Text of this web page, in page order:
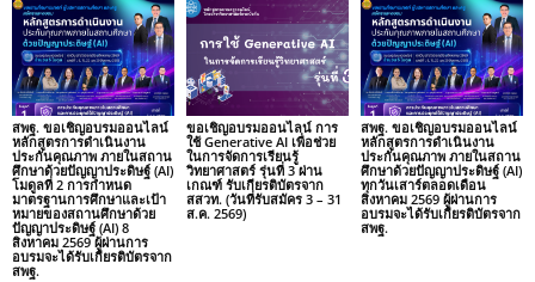
สพฐ. ขอเชิญอบรมออนไลน์
หลักสูตรการดำเนินงาน
ประกันคุณภาพ ภายในสถาน
ศึกษาด้วยปัญญาประดิษฐ์ (AI)
โมดูลที่ 2 การกำหนด
มาตรฐานการศึกษาและเป้า
หมายของสถานศึกษาด้วย
ปัญญาประดิษฐ์ (AI) 8
สิงหาคม 2569 ผู้ผ่านการ
อบรมจะได้รับเกียรติบัตรจาก
สพฐ.
ขอเชิญอบรมออนไลน์ การ
ใช้ Generative AI เพื่อช่วย
ในการจัดการเรียนรู้
วิทยาศาสตร์ รุ่นที่ 3 ผ่าน
เกณฑ์ รับเกียรติบัตรจาก
สสวท. (วันที่รับสมัคร 3 – 31
ส.ค. 2569)
สพฐ. ขอเชิญอบรมออนไลน์
หลักสูตรการดำเนินงาน
ประกันคุณภาพ ภายในสถาน
ศึกษาด้วยปัญญาประดิษฐ์ (AI)
ทุกวันเสาร์ตลอดเดือน
สิงหาคม 2569 ผู้ผ่านการ
อบรมจะได้รับเกียรติบัตรจาก
สพฐ.